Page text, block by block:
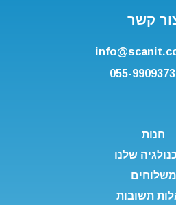
קשר
055-9909373
חנות
שלנו
משלוחים
תשובות